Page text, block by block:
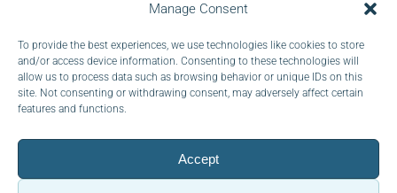
Manage Consent
To provide the best experiences, we use technologies like cookies to store
and/or access device information. Consenting to these technologies will
allow us to process data such as browsing behavior or unique IDs on this
site. Not consenting or withdrawing consent, may adversely affect certain
features and functions.
Accept
servicios. Al utilizar nuestro sitio, acepta las cookies.
Follow us: